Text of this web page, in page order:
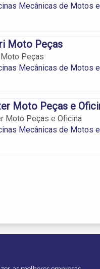
Mecânicas de Motos
Moto Peças
Peças
Mecânicas de Motos
Moto Peças e
Moto Peças e Oficina
Mecânicas de Motos